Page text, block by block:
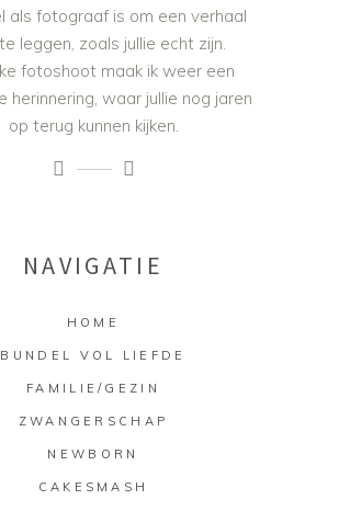
als fotograaf is om een verhaal
leggen, zoals jullie echt zijn.
fotoshoot maak ik weer een
herinnering, waar jullie nog jaren
op terug kunnen kijken.
NAVIGATIE
HOME
BUNDEL VOL LIEFDE
FAMILIE/GEZIN
ZWANGERSCHAP
NEWBORN
CAKESMASH